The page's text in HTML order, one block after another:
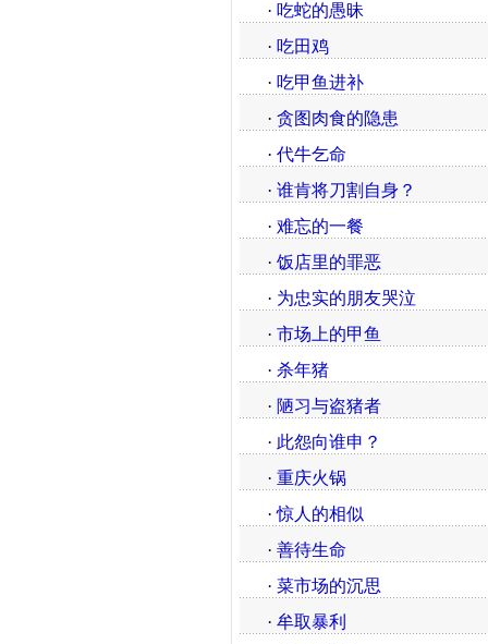
· 吃蛇的愚昧
· 吃田鸡
· 吃甲鱼进补
· 贪图肉食的隐患
· 代牛乞命
· 谁肯将刀割自身？
· 难忘的一餐
· 饭店里的罪恶
· 为忠实的朋友哭泣
· 市场上的甲鱼
· 杀年猪
· 陋习与盗猪者
· 此怨向谁申？
· 重庆火锅
·惊人的相似
· 善待生命
· 菜市场的沉思
· 牟取暴利